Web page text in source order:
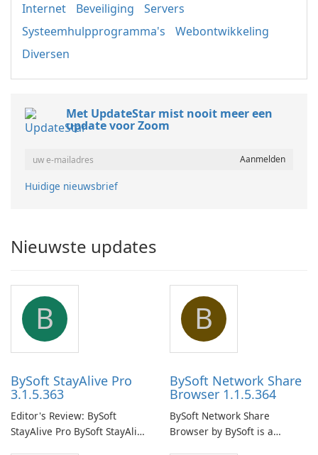
Internet
Beveiliging
Servers
Systeemhulpprogramma's
Webontwikkeling
Diversen
Met UpdateStar mist nooit meer een
update voor Zoom
Huidige nieuwsbrief
Nieuwste updates
B
BySoft StayAlive Pro
3.1.5.363
Editor's Review: BySoft
StayAlive Pro BySoft StayAlive
B
BySoft Network Share
Browser 1.1.5.364
BySoft Network Share
Browser by BySoft is a